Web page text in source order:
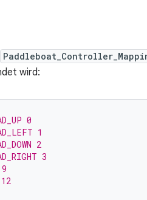
wird:
0
1
2
3